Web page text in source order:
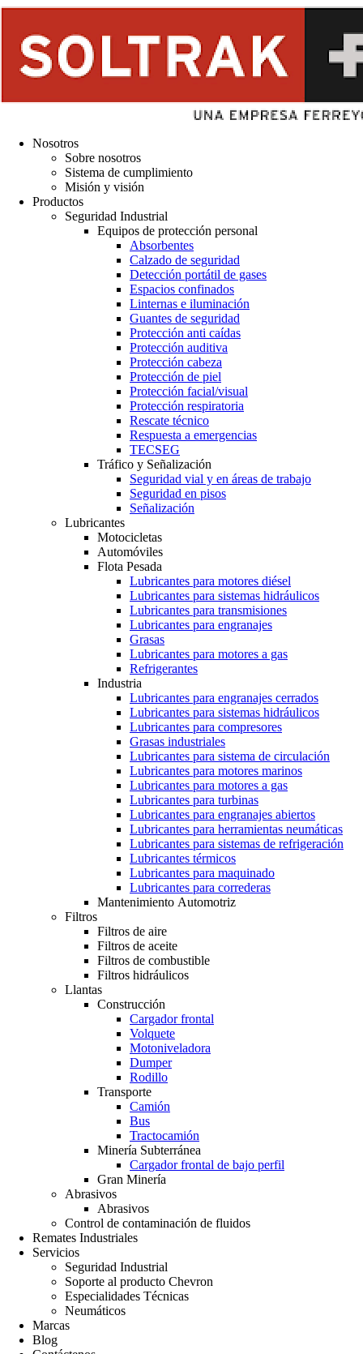
Nosotros
Sobre nosotros
Sistema de cumplimiento
Misión y visión
Productos
Seguridad Industrial
Equipos de protección personal
Absorbentes
Calzado de seguridad
Detección portátil de gases
Espacios confinados
Linternas e iluminación
Guantes de seguridad
Protección anti caídas
Protección auditiva
Protección cabeza
Protección de piel
Protección facial/visual
Protección respiratoria
Rescate técnico
Respuesta a emergencias
TECSEG
Tráfico y Señalización
Seguridad vial y en áreas de trabajo
Seguridad en pisos
Señalización
Lubricantes
Motocicletas
Automóviles
Flota Pesada
Lubricantes para motores diésel
Lubricantes para sistemas hidráulicos
Lubricantes para transmisiones
Lubricantes para engranajes
Grasas
Lubricantes para motores a gas
Refrigerantes
Industria
Lubricantes para engranajes cerrados
Lubricantes para sistemas hidráulicos
Lubricantes para compresores
Grasas industriales
Lubricantes para sistema de circulación
Lubricantes para motores marinos
Lubricantes para motores a gas
Lubricantes para turbinas
Lubricantes para engranajes abiertos
Lubricantes para herramientas neumáticas
Lubricantes para sistemas de refrigeración
Lubricantes térmicos
Lubricantes para maquinado
Lubricantes para correderas
Mantenimiento Automotriz
Filtros
Filtros de aire
Filtros de aceite
Filtros de combustible
Filtros hidráulicos
Llantas
Construcción
Cargador frontal
Volquete
Motoniveladora
Dumper
Rodillo
Transporte
Camión
Bus
Tractocamión
Minería Subterránea
Cargador frontal de bajo perfil
Gran Minería
Abrasivos
Abrasivos
Control de contaminación de fluidos
Remates Industriales
Servicios
Seguridad Industrial
Soporte al producto Chevron
Especialidades Técnicas
Neumáticos
Marcas
Blog